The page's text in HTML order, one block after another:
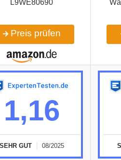
L9WE80690
Preis prüfen
1,16
SEHR GUT 08/2025